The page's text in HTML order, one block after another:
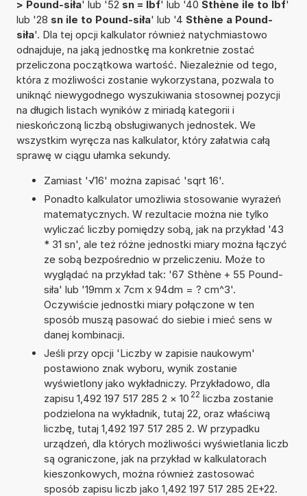
> Pound-siła' lub '52 sn = lbf' lub '40 Sthène ile to lbf'
lub '28 sn ile to Pound-siła' lub '4 Sthène a Pound-
siła'. Dla tej opcji kalkulator również natychmiastowo
odnajduje, na jaką jednostkę ma konkretnie zostać
przeliczona początkowa wartość. Niezależnie od tego,
która z możliwości zostanie wykorzystana, pozwala to
uniknąć niewygodnego wyszukiwania stosownej pozycji
na długich listach wyników z miriadą kategorii i
nieskończoną liczbą obsługiwanych jednostek. We
wszystkim wyręcza nas kalkulator, który załatwia całą
sprawę w ciągu ułamka sekundy.
Zamiast '√16' można zapisać 'sqrt 16'.
Ponadto kalkulator umożliwia stosowanie wyrażeń
matematycznych. W rezultacie można nie tylko
wyliczać liczby pomiędzy sobą, jak na przykład '43
* 31 sn', ale też różne jednostki miary można łączyć
ze sobą bezpośrednio w przeliczeniu. Może to
wyglądać na przykład tak: '67 Sthène + 55 Pound-
siła' lub '19mm x 7cm x 94dm = ? cm^3'.
Oczywiście jednostki miary połączone w ten
sposób muszą pasować do siebie i mieć sens w
danej kombinacji.
Jeśli przy opcji 'Liczby w zapisie naukowym'
postawiono znak wyboru, wynik zostanie
wyświetlony jako wykładniczy. Przykładowo, dla
zapisu 1,492 197 517 285 2 × 10 22 liczba zostanie
podzielona na wykładnik, tutaj 22, oraz właściwą
liczbę, tutaj 1,492 197 517 285 2. W przypadku
urządzeń, dla których możliwości wyświetlania liczb
są ograniczone, jak na przykład w kalkulatorach
kieszonkowych, można również zastosować
sposób zapisu liczb jako 1,492 197 517 285 2E+22.